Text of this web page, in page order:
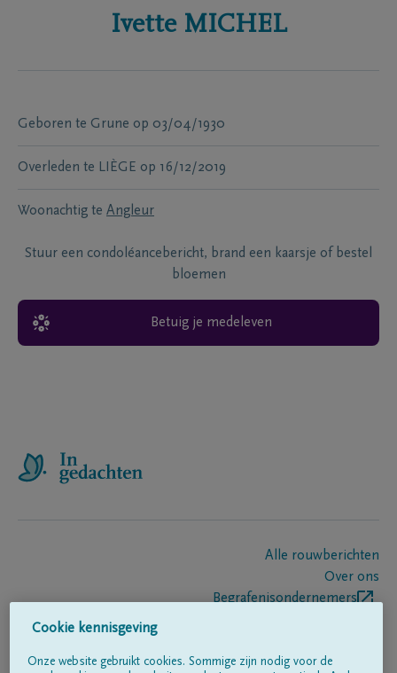
Ivette MICHEL
Geboren te Grune op 03/04/1930
Overleden te LIÈGE op 16/12/2019
Woonachtig te Angleur
Stuur een condoléancebericht, brand een kaarsje of bestel
bloemen
Betuig je medeleven
Alle rouwberichten
Over ons
Begrafenisondernemers
Cookie kennisgeving
Onze website gebruikt cookies. Sommige zijn nodig voor de